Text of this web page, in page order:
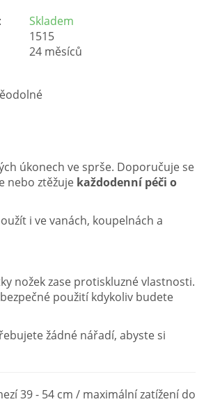
Skladem
1515
24 měsíců
úkonech ve sprše. Doporučuje se
nebo ztěžuje každodenní péči o
i ve vanách, koupelnách a
nožek zase protiskluzné vlastnosti.
použití kdykoliv budete
žádné nářadí, abyste si
39 - 54 cm / maximální zatížení do